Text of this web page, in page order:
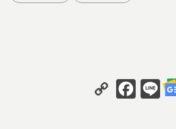
C
o
F
a
Li
n